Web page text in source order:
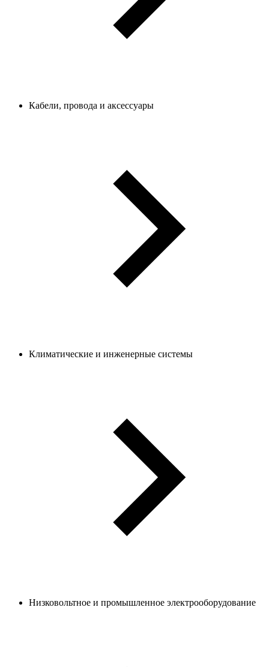
Кабели, провода и аксессуары
Климатические и инженерные системы
Низковольтное и промышленное электрооборудование